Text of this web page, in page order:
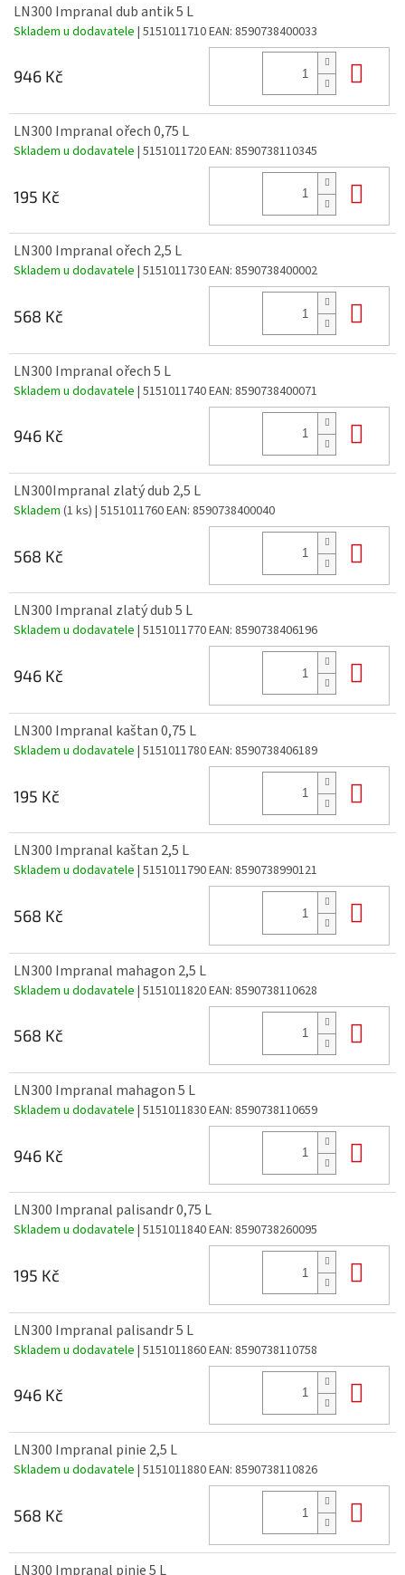
LN300 Impranal dub antik 5 L
Skladem u dodavatele | 5151011710EAN: 8590738400033
946 Kč
LN300 Impranal ořech 0,75 L
Skladem u dodavatele | 5151011720EAN: 8590738110345
195 Kč
LN300 Impranal ořech 2,5 L
Skladem u dodavatele | 5151011730EAN: 8590738400002
568 Kč
LN300 Impranal ořech 5 L
Skladem u dodavatele | 5151011740EAN: 8590738400071
946 Kč
LN300Impranal zlatý dub 2,5 L
Skladem (1 ks) | 5151011760EAN: 8590738400040
568 Kč
LN300 Impranal zlatý dub 5 L
Skladem u dodavatele | 5151011770EAN: 8590738406196
946 Kč
LN300 Impranal kaštan 0,75 L
Skladem u dodavatele | 5151011780EAN: 8590738406189
195 Kč
LN300 Impranal kaštan 2,5 L
Skladem u dodavatele | 5151011790EAN: 8590738990121
568 Kč
LN300 Impranal mahagon 2,5 L
Skladem u dodavatele | 5151011820EAN: 8590738110628
568 Kč
LN300 Impranal mahagon 5 L
Skladem u dodavatele | 5151011830EAN: 8590738110659
946 Kč
LN300 Impranal palisandr 0,75 L
Skladem u dodavatele | 5151011840EAN: 8590738260095
195 Kč
LN300 Impranal palisandr 5 L
Skladem u dodavatele | 5151011860EAN: 8590738110758
946 Kč
LN300 Impranal pinie 2,5 L
Skladem u dodavatele | 5151011880EAN: 8590738110826
568 Kč
LN300 Impranal pinie 5 L